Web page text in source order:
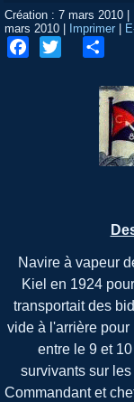
Création : 7 mars 2010 |
mars 2010 | Imprimer |
Navire à vapeur
Kiel en 1924
transportait des
vide à l'arrière
entre le 9 et
survivants sur
Commandant et